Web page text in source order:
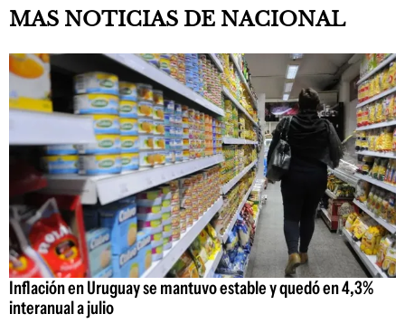
MAS NOTICIAS DE NACIONAL
Inflación en Uruguay se mantuvo estable y quedó en 4,3%
interanual a julio